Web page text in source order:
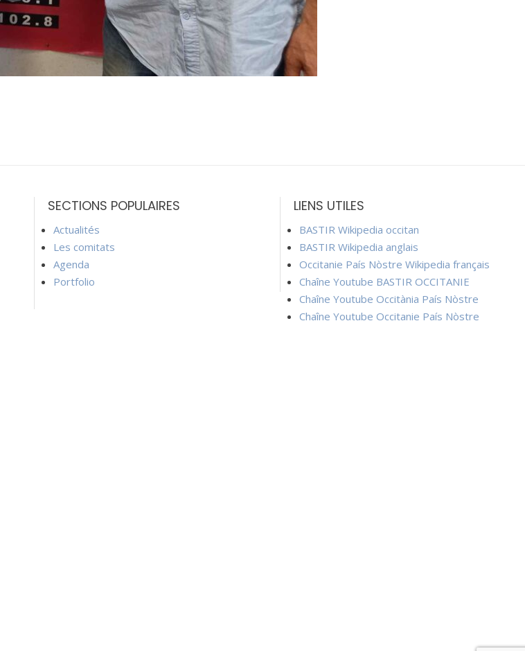
SECTIONS POPULAIRES
Actualités
Les comitats
Agenda
Portfolio
LIENS UTILES
BASTIR Wikipedia occitan
BASTIR Wikipedia anglais
Occitanie País Nòstre Wikipedia français
Chaîne Youtube BASTIR OCCITANIE
Chaîne Youtube Occitània País Nòstre
Chaîne Youtube Occitanie País Nòstre